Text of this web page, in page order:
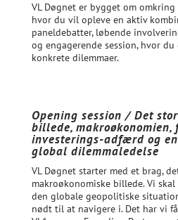
VL Døgnet er bygget om omkring
hvor du vil opleve en aktiv
paneldebatter, løbende
og engagerende session, hvor
konkrete dilemmaer.
Opening session / Det
billede,
investerings-adfærd og
global dilemmaledelse
VL Døgnet starter med et brag,
makroøkonomiske billede. Vi
den globale geopolitiske
nødt til at navigere i. Det har vi